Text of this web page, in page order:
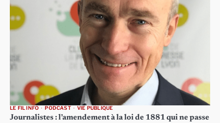
LE FIL INFO PODCAST VIE PUBLIQUE
Journalistes : l’amendement à la loi de 1881 qui ne passe